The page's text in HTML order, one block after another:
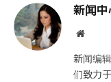
新闻
网
新闻编
们致力